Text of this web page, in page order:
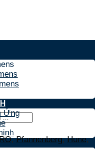
,Pfannenberg,Hune,
Ứng